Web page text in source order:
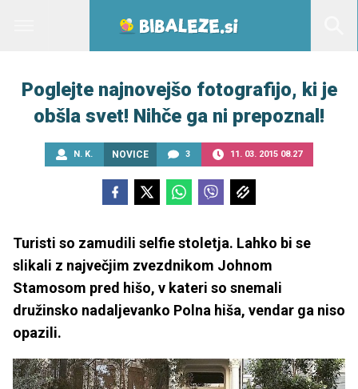
Poglejte najnovejšo fotografijo, ki je
obšla svet! Nihče ga ni prepoznal!
N. K. NOVICE 3 11. 03. 2015 08.27
Turisti so zamudili selfie stoletja. Lahko bi se
slikali z največjim zvezdnikom Johnom
Stamosom pred hišo, v kateri so snemali
družinsko nadaljevanko Polna hiša, vendar ga niso
opazili.